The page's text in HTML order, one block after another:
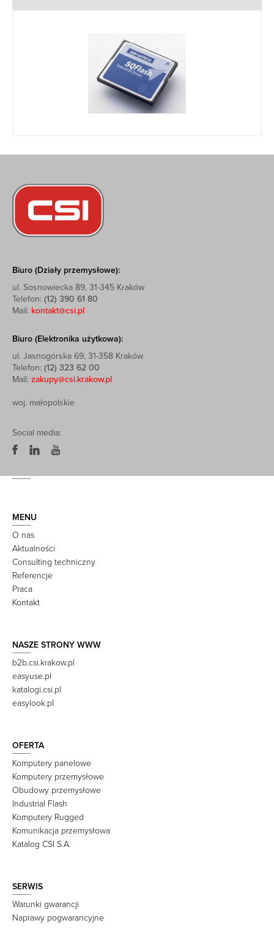
Biuro (Działy przemysłowe):
ul. Sosnowiecka 89, 31-345 Kraków
Telefon: (12) 390 61 80
Mail: kontakt@csi.pl
Biuro (Elektronika użytkowa):
ul. Jasnogórska 69, 31-358 Kraków
Telefon: (12) 323 62 00
Mail: zakupy@csi.krakow.pl
woj. małopolskie
Social media:
MENU
O nas
Aktualności
Consulting techniczny
Referencje
Praca
Kontakt
NASZE STRONY WWW
b2b.csi.krakow.pl
easyuse.pl
katalogi.csi.pl
easylook.pl
OFERTA
Komputery panelowe
Komputery przemysłowe
Obudowy przemysłowe
Industrial Flash
Komputery Rugged
Komunikacja przemysłowa
Katalog CSI S.A.
SERWIS
Warunki gwarancji
Naprawy pogwarancyjne